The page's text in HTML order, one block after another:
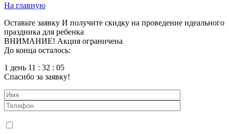
На главную
Оставьте заявку И получите скидку на проведение идеального
праздника для ребенка
ВНИМАНИЕ! Акция ограничена
До конца осталось:
1 день 11 : 32 : 03
Спасибо за заявку!